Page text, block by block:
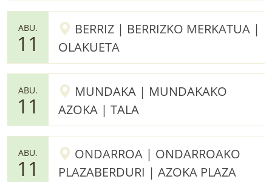
ABU.
11
BERRIZ | BERRIZKO MERKATUA |
OLAKUETA
ABU.
11
MUNDAKA | MUNDAKAKO
AZOKA | TALA
ABU.
11
ONDARROA | ONDARROAKO
PLAZABERDURI | AZOKA PLAZA